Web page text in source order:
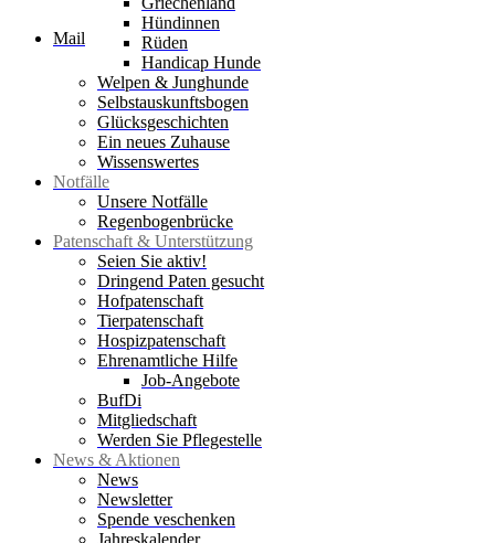
Mail
Hündinnen
Rüden
Handicap Hunde
Welpen & Junghunde
Selbstauskunftsbogen
Glücksgeschichten
Ein neues Zuhause
Wissenswertes
Notfälle
Unsere Notfälle
Regenbogenbrücke
Patenschaft & Unterstützung
Seien Sie aktiv!
Dringend Paten gesucht
Hofpatenschaft
Tierpatenschaft
Hospizpatenschaft
Ehrenamtliche Hilfe
Job-Angebote
BufDi
Mitgliedschaft
Werden Sie Pflegestelle
News & Aktionen
News
Newsletter
Spende veschenken
Jahreskalender